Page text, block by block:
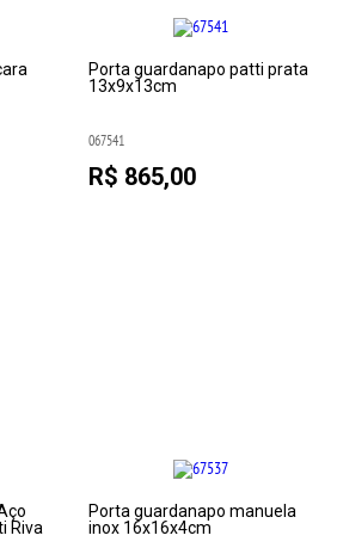
Porta guardanapo patti prata
13x9x13cm
067541
R$ 865,00
Riva
Porta guardanapo manuela
inox 16x16x4cm